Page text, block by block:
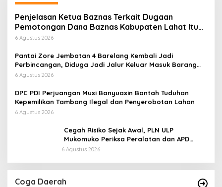
Penjelasan Ketua Baznas Terkait Dugaan
Pemotongan Dana Baznas Kabupaten Lahat Itu
Tidak Benar
6 Agustus 2026
Pantai Zore Jembatan 4 Barelang Kembali Jadi
Perbincangan, Diduga Jadi Jalur Keluar Masuk Barang
Tanpa Dokumen Kepabeanan, Nama Berinisial WL
di Kawasan Pesisir
6 Agustus 2026
DPC PDI Perjuangan Musi Banyuasin Bantah Tuduhan
Kepemilikan Tambang Ilegal dan Penyerobotan Lahan
6 Agustus 2026
Cegah Risiko Sejak Awal, PLN ULP
Mukomuko Periksa Peralatan dan APD
Petugas secara Rutin
6 Agustus 2026
Coga Daerah